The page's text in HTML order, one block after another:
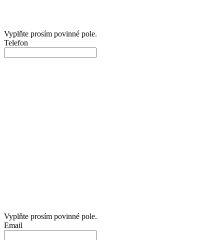
Vyplňte prosím povinné pole.
Telefon
Vyplňte prosím povinné pole.
Email